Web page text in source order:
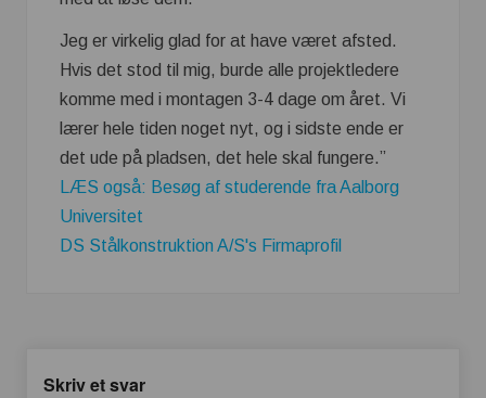
Jeg er virkelig glad for at have været afsted.
Hvis det stod til mig, burde alle projektledere
komme med i montagen 3-4 dage om året. Vi
lærer hele tiden noget nyt, og i sidste ende er
det ude på pladsen, det hele skal fungere.”
LÆS også: Besøg af studerende fra Aalborg
Universitet
DS Stålkonstruktion A/S's Firmaprofil
Skriv et svar